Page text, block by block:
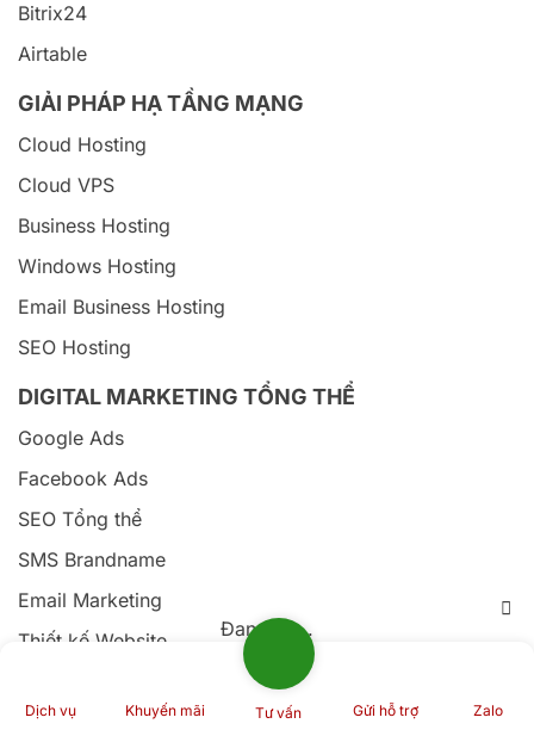
Bitrix24
Airtable
GIẢI PHÁP HẠ TẦNG MẠNG
Cloud Hosting
Cloud VPS
Business Hosting
Windows Hosting
Email Business Hosting
SEO Hosting
DIGITAL MARKETING TỔNG THỂ
Google Ads
Facebook Ads
SEO Tổng thể
SMS Brandname
Email Marketing
Thiết kế Website
Dịch vụ Khuyến mãi Tư vấn Gửi hỗ trợ Zalo
Đang tải...